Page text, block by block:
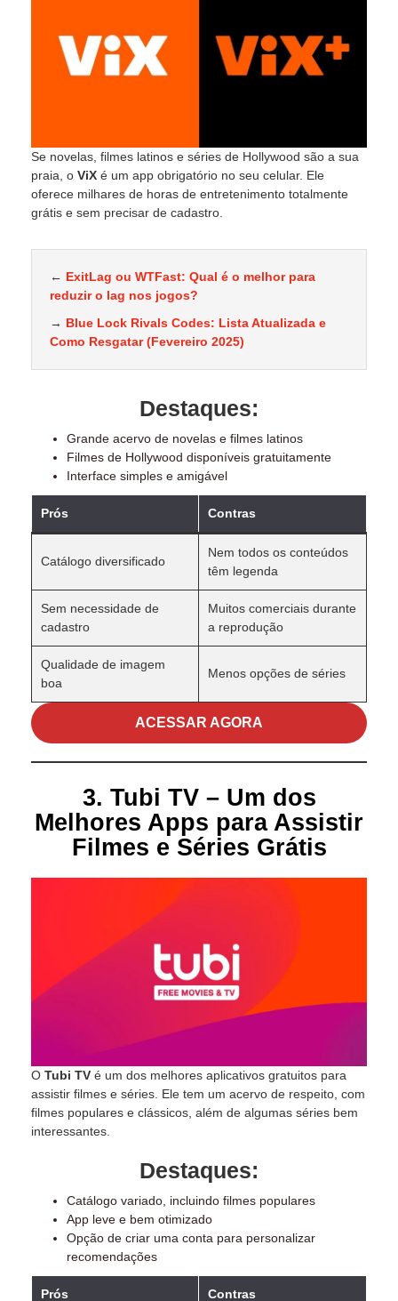
Se novelas, filmes latinos e séries de Hollywood são a sua
praia, o ViX é um app obrigatório no seu celular. Ele
oferece milhares de horas de entretenimento totalmente
grátis e sem precisar de cadastro.
← ExitLag ou WTFast: Qual é o melhor para
reduzir o lag nos jogos?
→ Blue Lock Rivals Codes: Lista Atualizada e
Como Resgatar (Fevereiro 2025)
Destaques:
Grande acervo de novelas e filmes latinos
Filmes de Hollywood disponíveis gratuitamente
Interface simples e amigável
Prós Contras
Catálogo diversificado
Nem todos os conteúdos
têm legenda
Sem necessidade de
cadastro
Muitos comerciais durante
a reprodução
Qualidade de imagem
boa
Menos opções de séries
ACESSAR AGORA
3. Tubi TV – Um dos
Melhores Apps para Assistir
Filmes e Séries Grátis
O Tubi TV é um dos melhores aplicativos gratuitos para
assistir filmes e séries. Ele tem um acervo de respeito, com
filmes populares e clássicos, além de algumas séries bem
interessantes.
Destaques:
Catálogo variado, incluindo filmes populares
App leve e bem otimizado
Opção de criar uma conta para personalizar
recomendações
Prós Contras